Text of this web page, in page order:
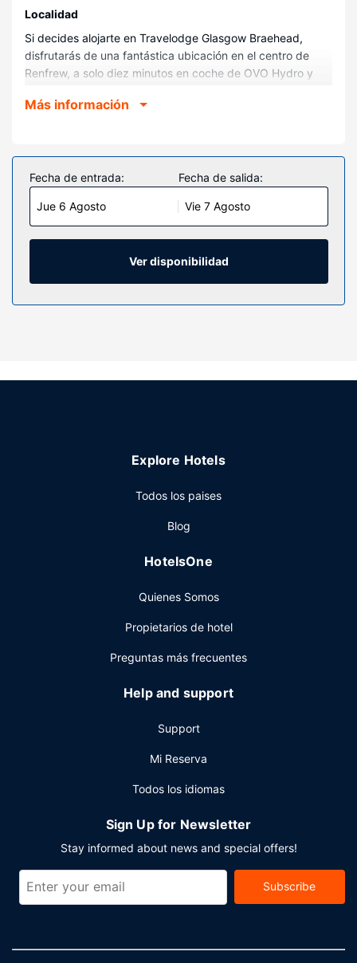
Localidad
Si decides alojarte en Travelodge Glasgow Braehead,
disfrutarás de una fantástica ubicación en el centro de
Renfrew, a solo diez minutos en coche de OVO Hydro y
11,3 km de Hampden Park y a 30,7 km de Loch Lomond
Te sentirás como en tu propia casa en cualquiera de las 99
habitaciones. Mantén el contacto con los tuyos gracias a la
la conexión wifi gratis. El cuarto de baño está provisto de
bañera.
Más información
Fecha de entrada:
Jue 6 Agosto
Fecha de salida:
Vie 7 Agosto
Ver disponibilidad
Explore Hotels
Todos los paises
Blog
HotelsOne
Quienes Somos
Propietarios de hotel
Preguntas más frecuentes
Help and support
Support
Mi Reserva
Todos los idiomas
Sign Up for Newsletter
Stay informed about news and special offers!
Subscribe